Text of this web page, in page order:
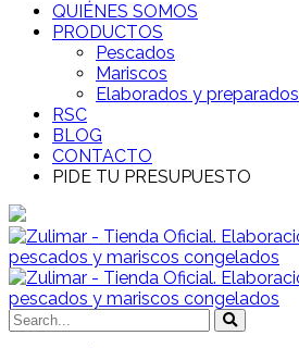
QUIÉNES SOMOS
PRODUCTOS
Pescados
Mariscos
Elaborados y preparados
RSC
BLOG
CONTACTO
PIDE TU PRESUPUESTO